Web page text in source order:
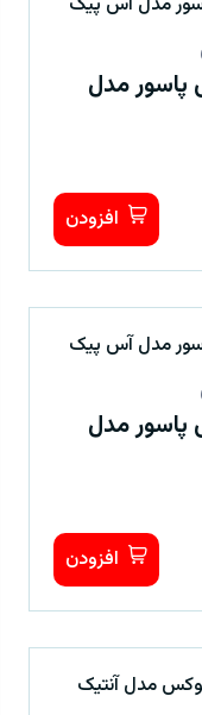
پاسور مدل
افزودن
پاسور مدل
افزودن